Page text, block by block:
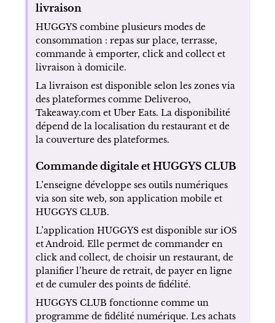
livraison
HUGGYS combine plusieurs modes de
consommation : repas sur place, terrasse,
commande à emporter, click and collect et
livraison à domicile.
La livraison est disponible selon les zones via
des plateformes comme Deliveroo,
Takeaway.com et Uber Eats. La disponibilité
dépend de la localisation du restaurant et de
la couverture des plateformes.
Commande digitale et HUGGYS CLUB
L’enseigne développe ses outils numériques
via son site web, son application mobile et
HUGGYS CLUB.
L’application HUGGYS est disponible sur iOS
et Android. Elle permet de commander en
click and collect, de choisir un restaurant, de
planifier l’heure de retrait, de payer en ligne
et de cumuler des points de fidélité.
HUGGYS CLUB fonctionne comme un
programme de fidélité numérique. Les achats